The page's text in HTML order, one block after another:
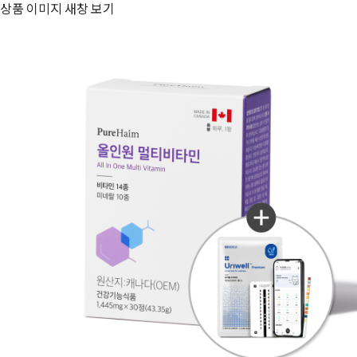
상품 이미지 새창 보기